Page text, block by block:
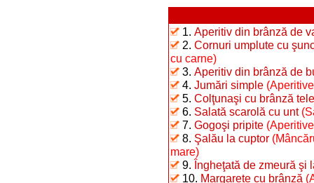
1. Aperitiv din brânză de
2. Cornuri umplute cu
cu carne)
3. Aperitiv din brânză de
4. Jumări simple
5. Colţunaşi cu brânză
6. Salată scarolă cu unt
7. Gogoşi pripite
8. Şalău la cuptor
mare)
9. Îngheţată de zmeură şi
10. Margarete cu brânză